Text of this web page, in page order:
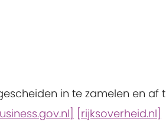
in te zamelen en af
[rijksoverheid.nl]